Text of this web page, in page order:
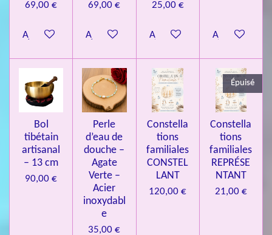
69,00 €
Ajouter au panier
69,00 €
Ajouter au panier
25,00 €
Ajouter au panierAjouter au
Bol
tibétain
artisanal
– 13 cm
90,00 €
Perle
d’eau de
douche –
Agate
Verte –
Acier
inoxydabl
e
35,00 €
Constella
tions
familiales
CONSTEL
LANT
120,00 €
Épuisé
Constella
tions
familiales
REPRÉSE
NTANT
21,00 €